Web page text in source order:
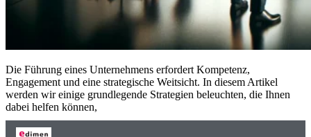
Die Führung eines Unternehmens erfordert Kompetenz,
Engagement und eine strategische Weitsicht. In diesem Artikel
werden wir einige grundlegende Strategien beleuchten, die Ihnen
dabei helfen können,
Weiter→